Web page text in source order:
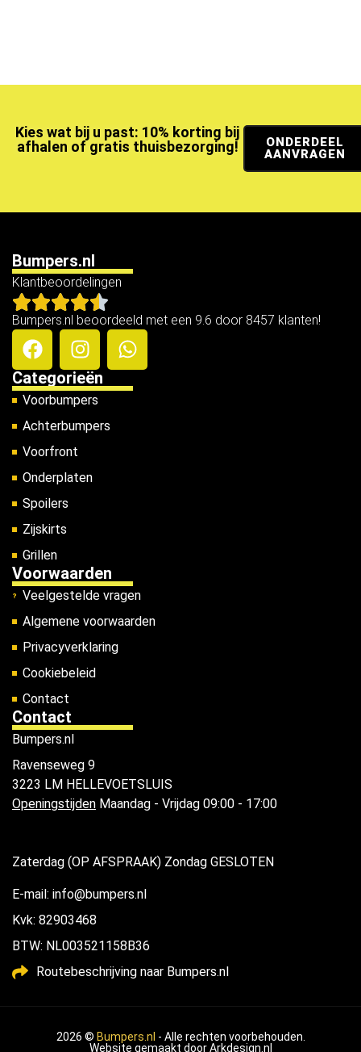
Kies wat bij u past: 10% korting bij
afhalen of gratis thuisbezorging!
ONDERDEEL
AANVRAGEN
Bumpers.nl
Klantbeoordelingen
Bumpers.nl beoordeeld met een 9.6 door 8457 klanten!
Categorieën
Voorbumpers
Achterbumpers
Voorfront
Onderplaten
Spoilers
Zijskirts
Grillen
Voorwaarden
Veelgestelde vragen
Algemene voorwaarden
Privacyverklaring
Cookiebeleid
Contact
Contact
Bumpers.nl
Ravenseweg 9
3223 LM HELLEVOETSLUIS
Openingstijden Maandag - Vrijdag 09:00 - 17:00
Zaterdag (OP AFSPRAAK) Zondag GESLOTEN
E-mail: info@bumpers.nl
Kvk: 82903468
BTW: NL003521158B36
Routebeschrijving naar Bumpers.nl
2026 © Bumpers.nl - Alle rechten voorbehouden.
Website gemaakt doorArkdesign.nl